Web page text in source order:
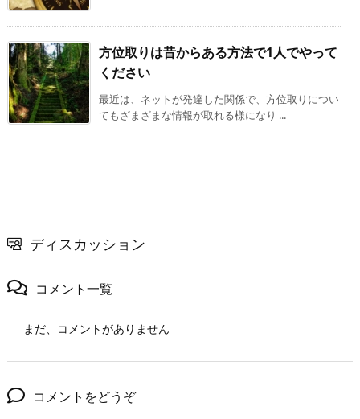
方位取りは昔からある方法で1人でやって
ください
最近は、ネットが発達した関係で、方位取りについ
てもざまざまな情報が取れる様になり ...
ディスカッション
コメント一覧
まだ、コメントがありません
コメントをどうぞ